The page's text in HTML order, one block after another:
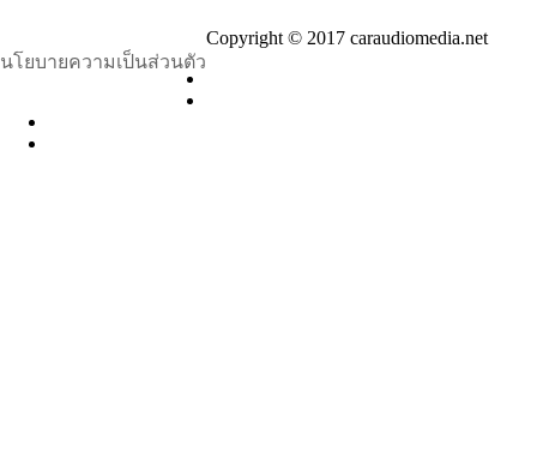
นโยบายความเป็นส่วนตัว
Copyright © 2017 caraudiomedia.net